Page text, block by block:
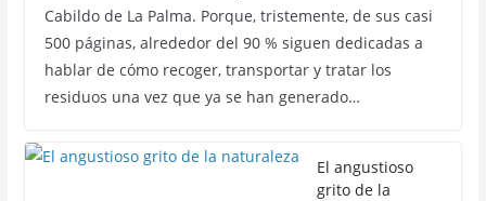
Cabildo de La Palma. Porque, tristemente, de sus casi
500 páginas, alrededor del 90 % siguen dedicadas a
hablar de cómo recoger, transportar y tratar los
residuos una vez que ya se han generado…
El angustioso
grito de la